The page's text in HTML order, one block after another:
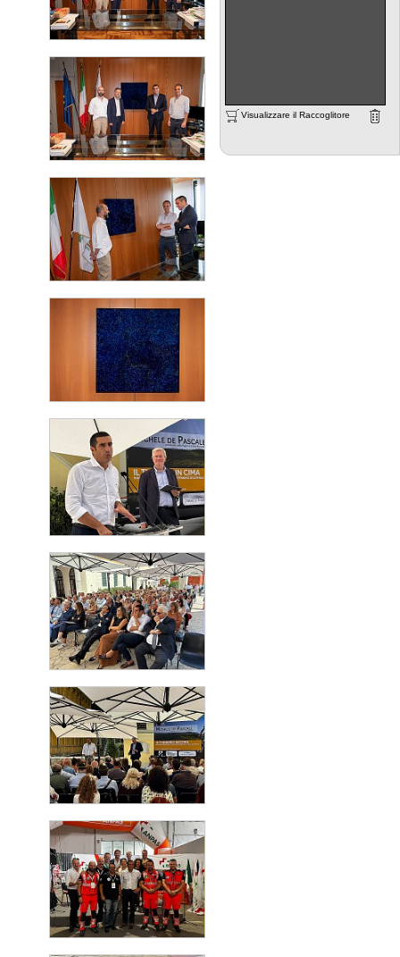
Visualizzare il Raccoglitore